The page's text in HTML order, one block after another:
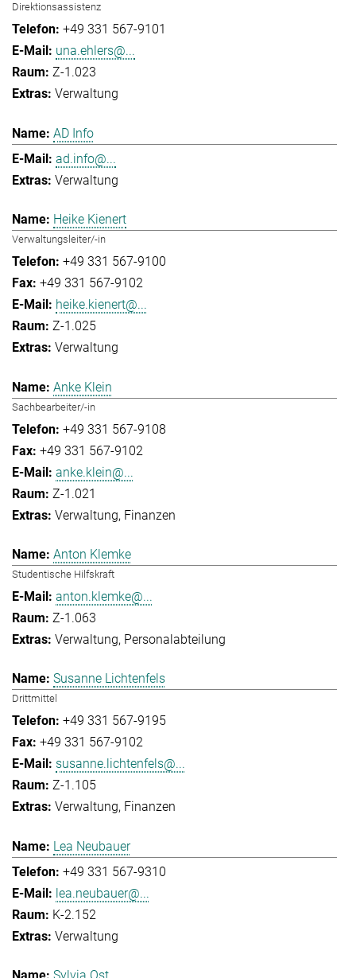
Direktionsassistenz
+49 331 567-9101
una.ehlers@...
Z-1.023
Verwaltung
AD Info
ad.info@...
Verwaltung
Heike Kienert
Verwaltungsleiter/-in
+49 331 567-9100
+49 331 567-9102
heike.kienert@...
Z-1.025
Verwaltung
Anke Klein
Sachbearbeiter/-in
+49 331 567-9108
+49 331 567-9102
anke.klein@...
Z-1.021
Verwaltung Finanzen
Anton Klemke
Studentische Hilfskraft
anton.klemke@...
Z-1.063
Verwaltung Personalabteilung
Susanne Lichtenfels
Drittmittel
+49 331 567-9195
+49 331 567-9102
susanne.lichtenfels@...
Z-1.105
Verwaltung Finanzen
Lea Neubauer
+49 331 567-9310
lea.neubauer@...
K-2.152
Verwaltung